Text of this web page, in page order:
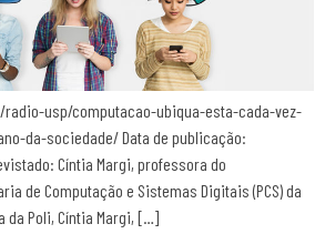
usp/computacao-ubiqua-esta-cada-vez-
da-sociedade/ Data de publicação:
Cíntia Margi, professora do
de Computação e Sistemas Digitais (PCS) da
da Poli, Cíntia Margi, […]